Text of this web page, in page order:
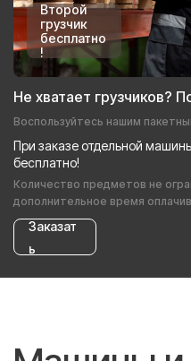
Второй
грузчик
бесплатно
!
Не хватает грузчиков?
Воспользуйтесь нашим
При заказе отдельной
бесплатно!
Количество предметов не
дополнительное время
Заказат
ь